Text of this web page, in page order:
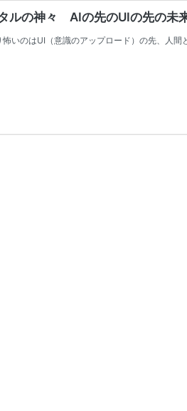
ルの神々 AIの先のUIの先の未
いのはUI（意識のアップロード）の先、人